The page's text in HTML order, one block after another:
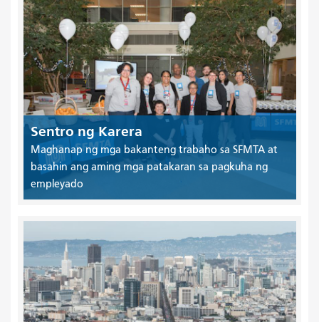
Sentro ng Karera
Maghanap ng mga bakanteng trabaho sa SFMTA at
basahin ang aming mga patakaran sa pagkuha ng
empleyado